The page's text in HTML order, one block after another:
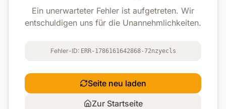
Ein unerwarteter Fehler ist aufgetreten. Wir
entschuldigen uns für die Unannehmlichkeiten.
Fehler-ID: ERR-1786161642868-72nzyecls
Seite neu laden
Zur Startseite